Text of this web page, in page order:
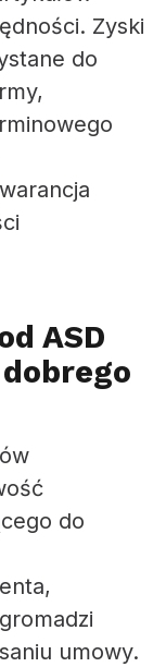
Zyski
do
ASD
do
umowy.